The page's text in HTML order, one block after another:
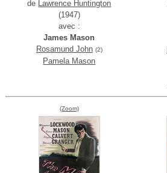
de Lawrence Huntington
(1947)
avec :
James Mason
Rosamund John (2)
Pamela Mason
(Zoom)